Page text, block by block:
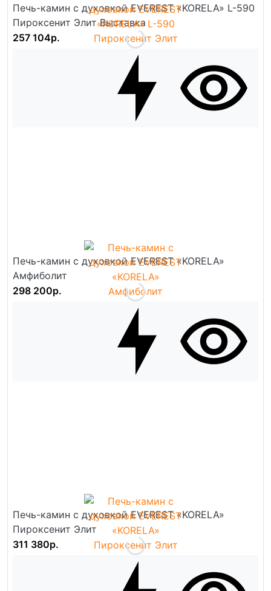
Печь-камин с духовкой EVEREST «KORELA» L-590
Пироксенит Элит Выставка
257 104р.
Печь-камин с духовкой EVEREST «KORELA»
Амфиболит
298 200р.
Печь-камин с духовкой EVEREST «KORELA»
Пироксенит Элит
311 380р.